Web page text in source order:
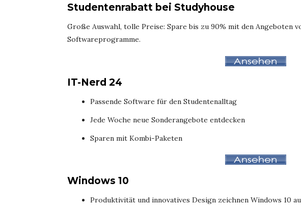
Studentenrabatt bei Studyhouse
Große Auswahl, tolle Preise: Spare bis zu 90% mit den Angeboten
Softwareprogramme.
IT-Nerd 24
Passende Software für den Studentenalltag
Jede Woche neue Sonderangebote entdecken
Sparen mit Kombi-Paketen
Windows 10
Produktivität und innovatives Design zeichnen Windows 10